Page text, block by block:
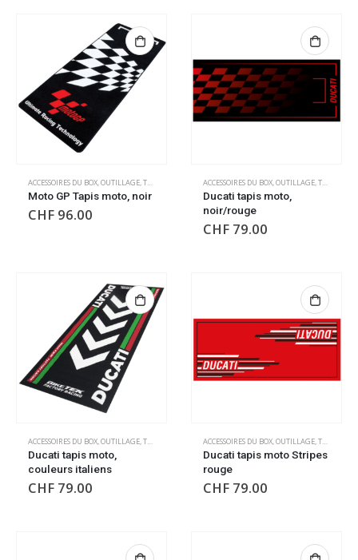
ACCESSOIRES DU BOX,OUTILLAGE,TAPIS DE SOL TAPIS DE SOL
Moto GP Tapis moto, noir
CHF 96.00
ACCESSOIRES DU BOX,OUTILLAGE,TAPIS DE SOL
Ducati tapis moto,
noir/rouge
CHF 79.00
ACCESSOIRES DU BOX,OUTILLAGE,TAPIS DE SOL TAPIS DE SOL
Ducati tapis moto,
couleurs italiens
CHF 79.00
ACCESSOIRES DU BOX,OUTILLAGE,TAPIS DE SOL
Ducati tapis moto Stripes
rouge
CHF 79.00